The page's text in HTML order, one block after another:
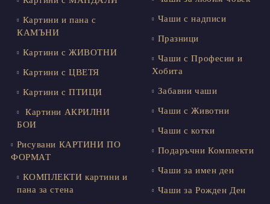
Картини и пана с
КАМЪНИ
Картини с ЖИВОТНИ
Картини с ЦВЕТЯ
Картини с ПТИЦИ
Картини АКРИЛНИ
БОИ
Рисувани КАРТИНИ ПО
ФОРМАТ
КОМПЛЕКТИ картини и
пана за стена
Чаши с надписи
Празници
Чаши с Професии и
Хобита
Забавни чаши
Чаши с Животни
Чаши с котки
Подаръчни Комплекти
Чаши за имен ден
Чаши за Рожден Ден